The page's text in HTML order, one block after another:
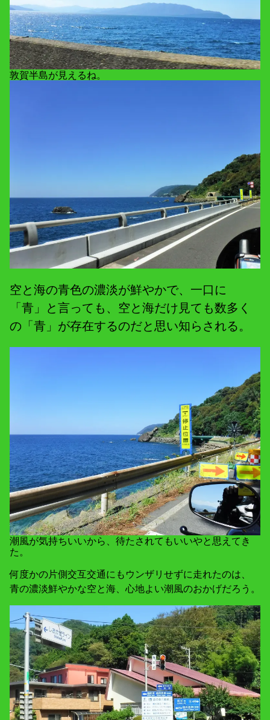
敦賀半島が見えるね。
空と海の青色の濃淡が鮮やかで、一口に
「青」と言っても、空と海だけ見ても数多く
の「青」が存在するのだと思い知らされる。
潮風が気持ちいいから、待たされてもいいやと思えてき
た。
何度かの片側交互交通にもウンザリせずに走れたのは、
青の濃淡鮮やかな空と海、心地よい潮風のおかげだろう。